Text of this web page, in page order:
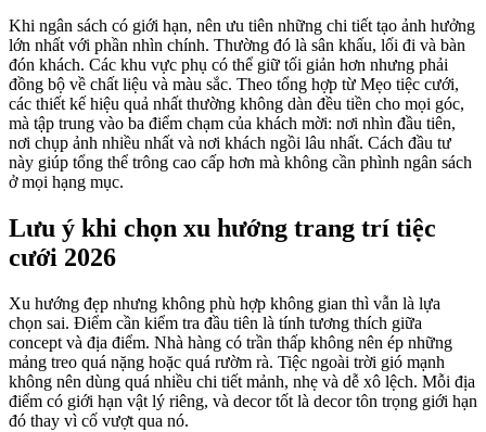
Khi ngân sách có giới hạn, nên ưu tiên những chi tiết tạo ảnh hưởng
lớn nhất với phần nhìn chính. Thường đó là sân khấu, lối đi và bàn
đón khách. Các khu vực phụ có thể giữ tối giản hơn nhưng phải
đồng bộ về chất liệu và màu sắc. Theo tổng hợp từ Mẹo tiệc cưới,
các thiết kế hiệu quả nhất thường không dàn đều tiền cho mọi góc,
mà tập trung vào ba điểm chạm của khách mời: nơi nhìn đầu tiên,
nơi chụp ảnh nhiều nhất và nơi khách ngồi lâu nhất. Cách đầu tư
này giúp tổng thể trông cao cấp hơn mà không cần phình ngân sách
ở mọi hạng mục.
Lưu ý khi chọn xu hướng trang trí tiệc
cưới 2026
Xu hướng đẹp nhưng không phù hợp không gian thì vẫn là lựa
chọn sai. Điểm cần kiểm tra đầu tiên là tính tương thích giữa
concept và địa điểm. Nhà hàng có trần thấp không nên ép những
mảng treo quá nặng hoặc quá rườm rà. Tiệc ngoài trời gió mạnh
không nên dùng quá nhiều chi tiết mảnh, nhẹ và dễ xô lệch. Mỗi địa
điểm có giới hạn vật lý riêng, và decor tốt là decor tôn trọng giới hạn
đó thay vì cố vượt qua nó.